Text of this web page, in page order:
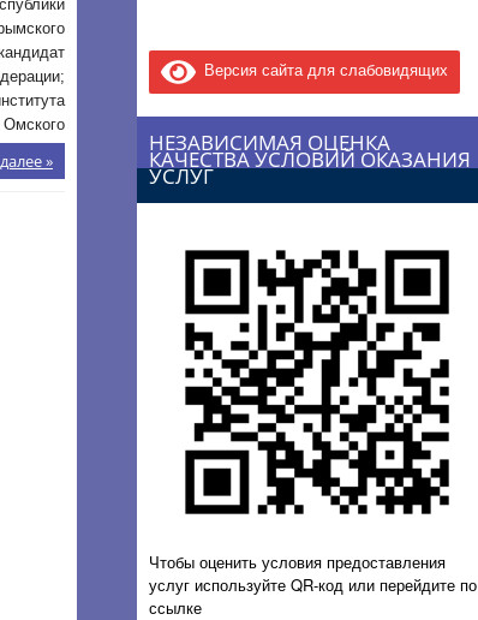
Омского
»
Версия сайта для слабовидящих
НЕЗАВИСИМАЯ ОЦЕНКА
КАЧЕСТВА УСЛОВИЙ ОКАЗАНИЯ
УСЛУГ
Чтобы оценить условия предоставления
услуг используйте QR-код или перейдите по
ссылке